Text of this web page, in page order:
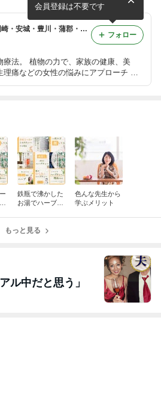
愛知 名古屋・岡崎・安城・豊川・蒲郡・全国オンライン可能 本に載ってない事を教えるハーブティー教室
療法。 植物の力で、家族の健康、美
痛などの女性の悩みにアプローチ ハ
格取得可能。 オンライン受講も対応
会員登録は不要です
フォロー
鉄瓶で沸かした
お湯でハーブテ
色んな先生から
学ぶメリット
もっと見る
ル中だと思う」